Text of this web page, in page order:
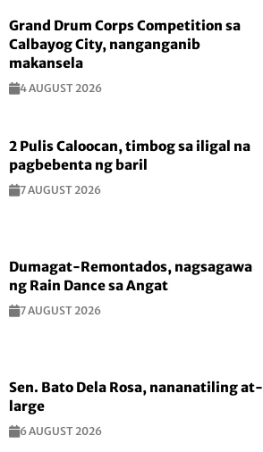
Grand Drum Corps Competition sa
Calbayog City, nanganganib
makansela
4 AUGUST 2026
2 Pulis Caloocan, timbog sa iligal na
pagbebenta ng baril
7 AUGUST 2026
Dumagat-Remontados, nagsagawa
ng Rain Dance sa Angat
7 AUGUST 2026
Sen. Bato Dela Rosa, nananatiling at-
large
6 AUGUST 2026